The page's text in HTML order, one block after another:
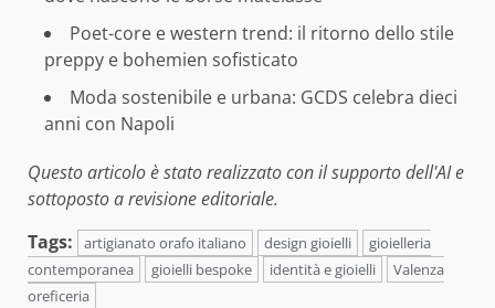
Poet-core e western trend: il ritorno dello stile
preppy e bohemien sofisticato
Moda sostenibile e urbana: GCDS celebra dieci
anni con Napoli
Questo articolo è stato realizzato con il supporto dell'AI e
sottoposto a revisione editoriale.
Tags:
artigianato orafo italiano design gioielli
gioielleria
contemporanea
gioielli bespoke identità e gioielli
Valenza
oreficeria